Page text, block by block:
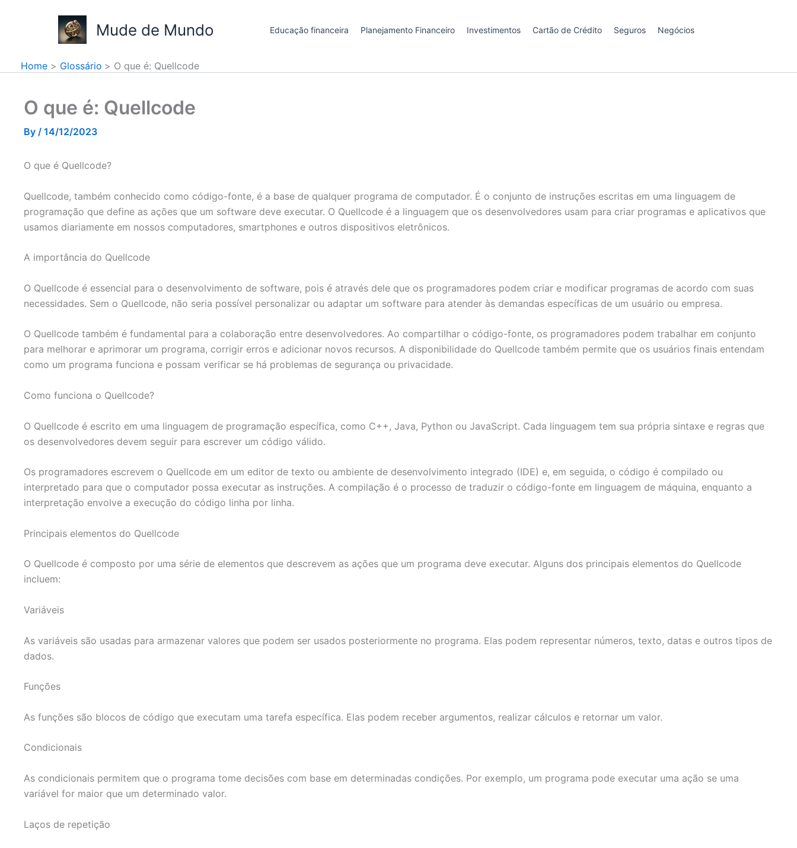
Mude de Mundo Educação financeira Planejamento Financeiro Investimentos Cartão de Crédito Seguros Negócios
Home Glossário O que é: Quellcode
O que é: Quellcode
By / 14/12/2023
O que é Quellcode?
Quellcode, também conhecido como código-fonte, é a base de qualquer programa de computador. É o conjunto de instruções escritas em uma linguagem de
programação que define as ações que um software deve executar. O Quellcode é a linguagem que os desenvolvedores usam para criar programas e aplicativos que
usamos diariamente em nossos computadores, smartphones e outros dispositivos eletrônicos.
A importância do Quellcode
O Quellcode é essencial para o desenvolvimento de software, pois é através dele que os programadores podem criar e modificar programas de acordo com suas
necessidades. Sem o Quellcode, não seria possível personalizar ou adaptar um software para atender às demandas específicas de um usuário ou empresa.
O Quellcode também é fundamental para a colaboração entre desenvolvedores. Ao compartilhar o código-fonte, os programadores podem trabalhar em conjunto
para melhorar e aprimorar um programa, corrigir erros e adicionar novos recursos. A disponibilidade do Quellcode também permite que os usuários finais entendam
como um programa funciona e possam verificar se há problemas de segurança ou privacidade.
Como funciona o Quellcode?
O Quellcode é escrito em uma linguagem de programação específica, como C++, Java, Python ou JavaScript. Cada linguagem tem sua própria sintaxe e regras que
os desenvolvedores devem seguir para escrever um código válido.
Os programadores escrevem o Quellcode em um editor de texto ou ambiente de desenvolvimento integrado (IDE) e, em seguida, o código é compilado ou
interpretado para que o computador possa executar as instruções. A compilação é o processo de traduzir o código-fonte em linguagem de máquina, enquanto a
interpretação envolve a execução do código linha por linha.
Principais elementos do Quellcode
O Quellcode é composto por uma série de elementos que descrevem as ações que um programa deve executar. Alguns dos principais elementos do Quellcode
incluem:
Variáveis
As variáveis são usadas para armazenar valores que podem ser usados posteriormente no programa. Elas podem representar números, texto, datas e outros tipos de
dados.
Funções
As funções são blocos de código que executam uma tarefa específica. Elas podem receber argumentos, realizar cálculos e retornar um valor.
Condicionais
As condicionais permitem que o programa tome decisões com base em determinadas condições. Por exemplo, um programa pode executar uma ação se uma
variável for maior que um determinado valor.
Laços de repetição